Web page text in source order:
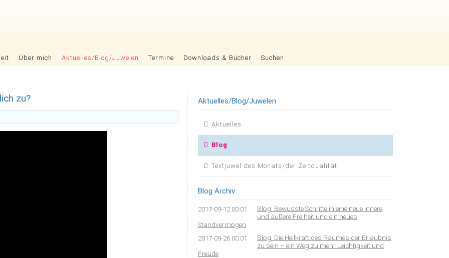
Über mich Aktuelles/Blog/Juwelen Termine Downloads & Bücher Suchen
zu? Aktuelles/Blog/Juwelen
Navigation
Aktuelles
Blog
Textjuwel des Monats/der Zeitqualität
Blog Archiv
2017-09-12 00:01
Blog: Bewusste Schritte in eine neue innere
und äußere Freiheit und ein neues
Standvermögen
2017-09-26 00:01
Blog: Die Heilkraft des Raumes der Erlaubnis
zu sein – ein Weg zu mehr Leichtigkeit und
Freude